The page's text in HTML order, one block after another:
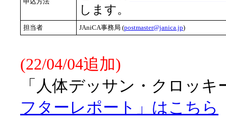
します。
担当者 JAniCA事務局 (postmaster@janica.jp)
(22/04/04追加)
「人体デッサン・クロッキ
フターレポート」はこちら